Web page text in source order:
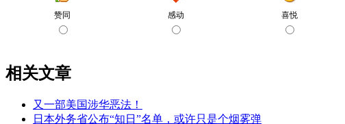
相关文章
又一部美国涉华恶法！
日本外务省公布“知日”名单，或许只是个烟雾弹